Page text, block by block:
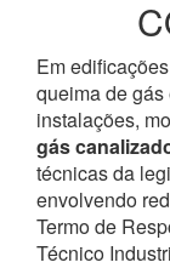
Em
queima de
instalações,
gás
técnicas da
envolvendo
Termo de
Técnico